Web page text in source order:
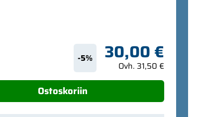
-5% 30,00 €
Ovh. 31,50 €
Ostoskoriin